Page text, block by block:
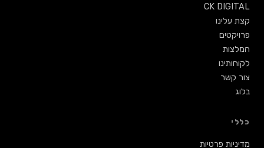
CK DIGITAL
קצת עלינו
פרויקטים
המלצות
לקוחותינו
צור קשר
בלוג
כללי
מדיניות פרטיות